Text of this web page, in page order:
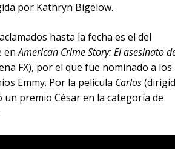
por Kathryn Bigelow.
hasta la fecha es el del
enAmerican Crime Story: El asesinato
FX), por el que fue nominado a los
Emmy. Por la película Carlos
un premio César en la categoría de